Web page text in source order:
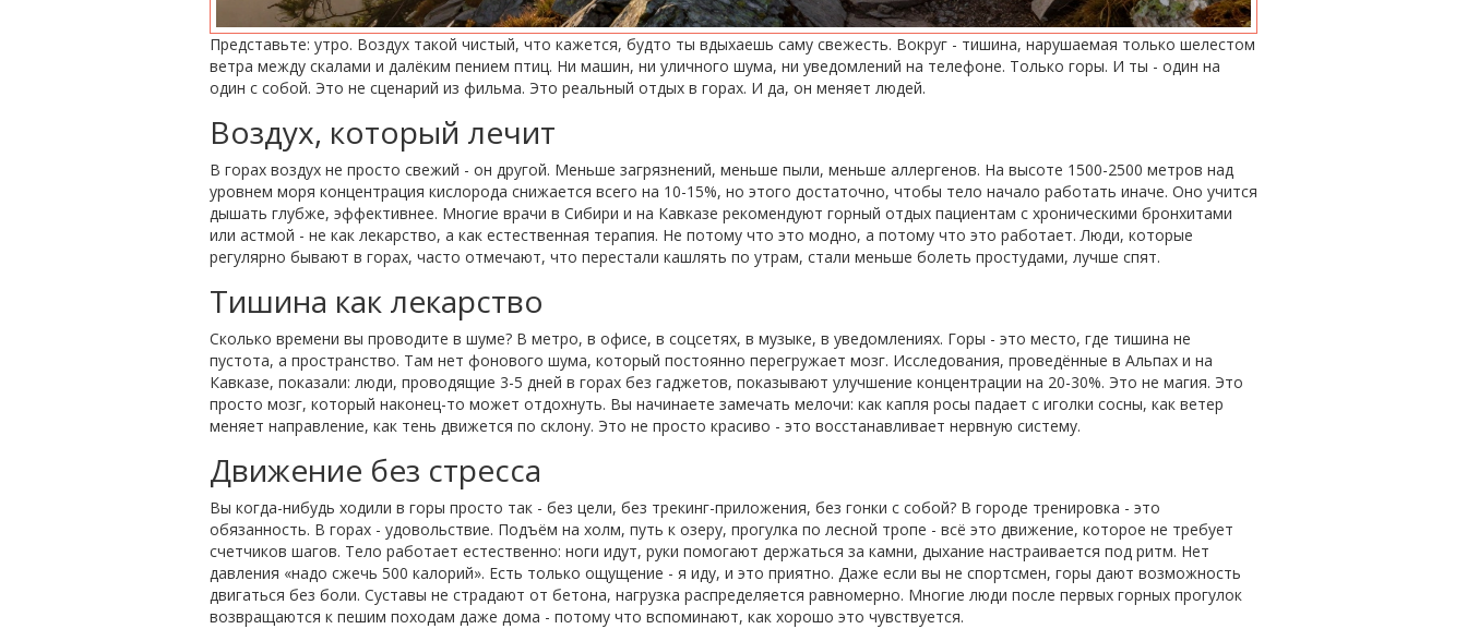
Представьте: утро. Воздух такой чистый, что кажется, будто ты вдыхаешь саму свежесть. Вокруг - тишина, нарушаемая только шелестом
ветра между скалами и далёким пением птиц. Ни машин, ни уличного шума, ни уведомлений на телефоне. Только горы. И ты - один на
один с собой. Это не сценарий из фильма. Это реальный отдых в горах. И да, он меняет людей.
Воздух, который лечит
В горах воздух не просто свежий - он другой. Меньше загрязнений, меньше пыли, меньше аллергенов. На высоте 1500-2500 метров над
уровнем моря концентрация кислорода снижается всего на 10-15%, но этого достаточно, чтобы тело начало работать иначе. Оно учится
дышать глубже, эффективнее. Многие врачи в Сибири и на Кавказе рекомендуют горный отдых пациентам с хроническими бронхитами
или астмой - не как лекарство, а как естественная терапия. Не потому что это модно, а потому что это работает. Люди, которые
регулярно бывают в горах, часто отмечают, что перестали кашлять по утрам, стали меньше болеть простудами, лучше спят.
Тишина как лекарство
Сколько времени вы проводите в шуме? В метро, в офисе, в соцсетях, в музыке, в уведомлениях. Горы - это место, где тишина не
пустота, а пространство. Там нет фонового шума, который постоянно перегружает мозг. Исследования, проведённые в Альпах и на
Кавказе, показали: люди, проводящие 3-5 дней в горах без гаджетов, показывают улучшение концентрации на 20-30%. Это не магия. Это
просто мозг, который наконец-то может отдохнуть. Вы начинаете замечать мелочи: как капля росы падает с иголки сосны, как ветер
меняет направление, как тень движется по склону. Это не просто красиво - это восстанавливает нервную систему.
Движение без стресса
Вы когда-нибудь ходили в горы просто так - без цели, без трекинг-приложения, без гонки с собой? В городе тренировка - это
обязанность. В горах - удовольствие. Подъём на холм, путь к озеру, прогулка по лесной тропе - всё это движение, которое не требует
счетчиков шагов. Тело работает естественно: ноги идут, руки помогают держаться за камни, дыхание настраивается под ритм. Нет
давления «надо сжечь 500 калорий». Есть только ощущение - я иду, и это приятно. Даже если вы не спортсмен, горы дают возможность
двигаться без боли. Суставы не страдают от бетона, нагрузка распределяется равномерно. Многие люди после первых горных прогулок
возвращаются к пешим походам даже дома - потому что вспоминают, как хорошо это чувствуется.